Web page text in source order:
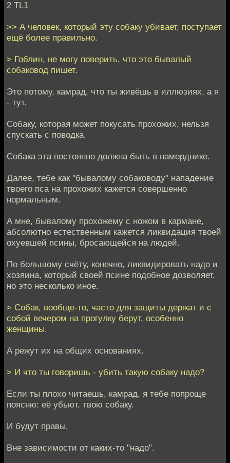
2 TL1
>> А человек, который эту собаку убивает, поступает
ещё более правильно.
> Гоблин, не могу поверить, что это бывалый
собаковод пишет.
Это потому, камрад, что ты живёшь в иллюзиях, а я
- тут.
Собаку, которая может покусать прохожих, нельзя
спускать с поводка.
Собака эта постоянно должна быть в наморднике.
Далее, тебе как "бывалому собаководу" нападение
твоего пса на прохожих кажется совершенно
нормальным.
А мне, бывалому прохожему с ножом в кармане,
абсолютно естественным кажется ликвидация твоей
охуевшей псины, бросающейся на людей.
По большому счёту, конечно, ликвидировать надо и
хозяина, который своей псине подобное дозволяет,
но это несколько иное.
> Собак, вообще-то, часто для защиты держат и с
собой вечером на прогулку берут, особенно
женщины.
А режут их на общих основаниях.
> И что ты говоришь - убить такую собаку надо?
Если ты плохо читаешь, камрад, я тебе попроще
поясню: её убьют, твою собаку.
И будут правы.
Вне зависимости от каких-то "надо".